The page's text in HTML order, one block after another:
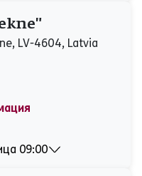
LV-4604, Latvia
09:00